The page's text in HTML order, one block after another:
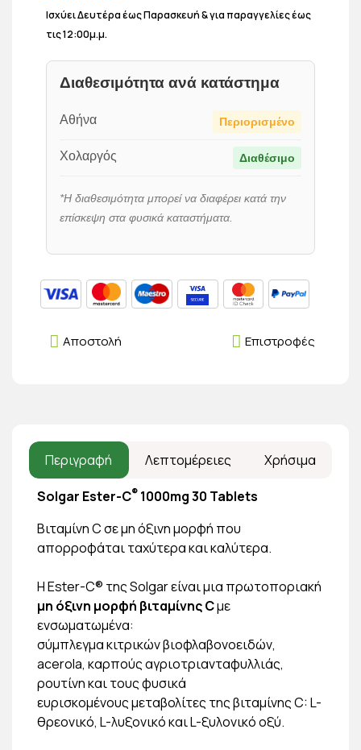
Ισχύει Δευτέρα έως Παρασκευή & για παραγγελίες έως
τις 12:00μ.μ.
Διαθεσιμότητα ανά κατάστημα
Αθήνα Περιορισμένο
Χολαργός Διαθέσιμο
*Η διαθεσιμότητα μπορεί να διαφέρει κατά την
επίσκεψη στα φυσικά καταστήματα.
Επιστροφές
Αποστολή
Περιγραφή Λεπτομέρειες Χρήσιμα
Solgar Ester-C® 1000mg 30 Tablets
Βιταμίνη C σε μη όξινη μορφή που
απορροφάται ταχύτερα και καλύτερα.
Η Ester-C® της Solgar είναι μια πρωτοποριακή
μη όξινη μορφή βιταμίνης Cμε
ενσωματωμένα:
σύμπλεγμα κιτρικών βιοφλαβονοειδών,
acerola, καρπούς αγριοτριανταφυλλιάς,
ρουτίνη και τους φυσικά
ευρισκομένους μεταβολίτες της βιταμίνης C: L-
θρεονικό, L-λυξονικό και L-ξυλονικό οξύ.